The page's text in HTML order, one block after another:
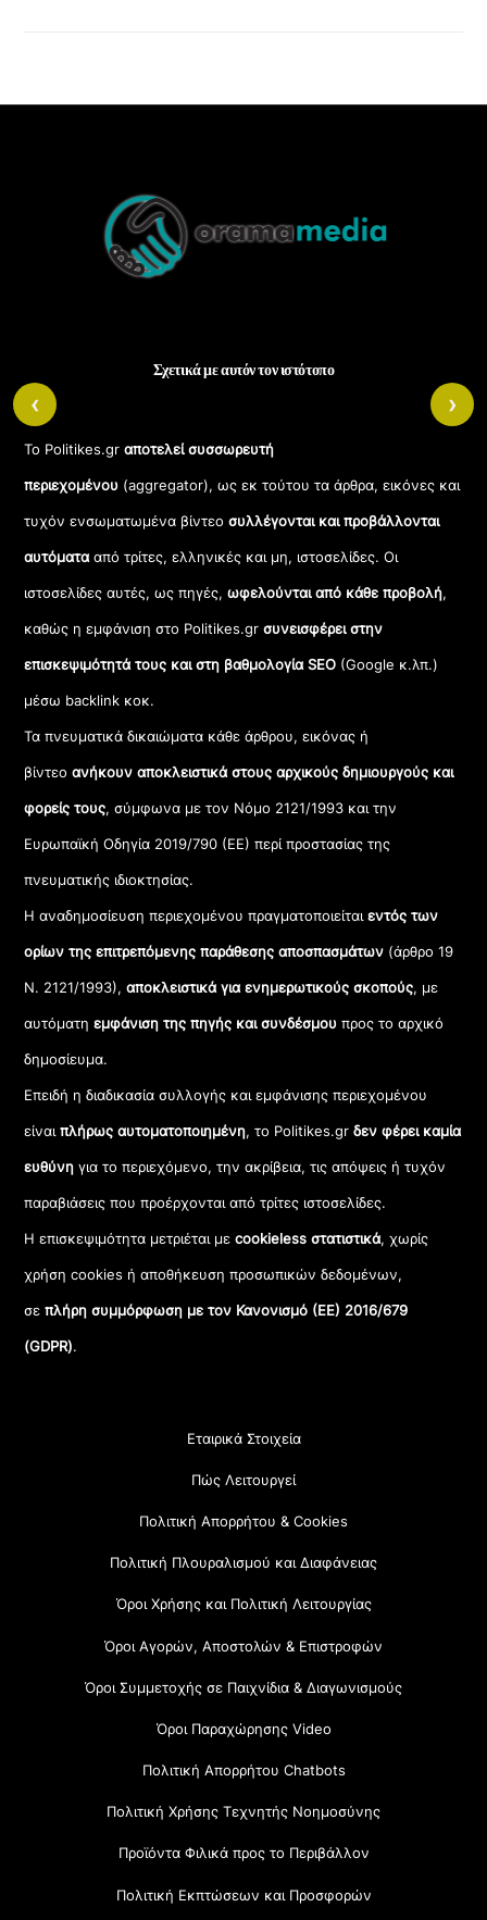
Top
Σχετικά με αυτόν τον ιστότοπο
Το Politikes.grαποτελεί συσσωρευτή
περιεχομένου (aggregator), ως εκ τούτου τα άρθρα, εικόνες και
τυχόν ενσωματωμένα βίντεοσυλλέγονται και προβάλλονται
αυτόματααπό τρίτες, ελληνικές και μη, ιστοσελίδες. Οι
ιστοσελίδες αυτές, ως πηγές,ωφελούνται από κάθε προβολή,
καθώς η εμφάνιση στο Politikes.gr συνεισφέρει στην
επισκεψιμότητά τους και στη βαθμολογία SEO (Google κ.λπ.)
μέσω backlink κοκ.
Τα πνευματικά δικαιώματα κάθε άρθρου, εικόνας ή
βίντεοανήκουν αποκλειστικά στους αρχικούς δημιουργούς και
φορείς τους, σύμφωνα με τον Νόμο 2121/1993 και την
Ευρωπαϊκή Οδηγία 2019/790 (ΕΕ) περί προστασίας της
πνευματικής ιδιοκτησίας.
Η αναδημοσίευση περιεχομένου πραγματοποιείταιεντός των
ορίων της επιτρεπόμενης παράθεσης αποσπασμάτων (άρθρο 19
Ν. 2121/1993), αποκλειστικά για ενημερωτικούς σκοπούς, με
αυτόματηεμφάνιση της πηγής και συνδέσμου προς το αρχικό
δημοσίευμα.
Επειδή η διαδικασία συλλογής και εμφάνισης περιεχομένου
είναιπλήρως αυτοματοποιημένη, το Politikes.grδεν φέρει καμία
ευθύνη για το περιεχόμενο, την ακρίβεια, τις απόψεις ή τυχόν
παραβιάσεις που προέρχονται από τρίτες ιστοσελίδες.
Η επισκεψιμότητα μετριέται μεcookieless στατιστικά, χωρίς
χρήση cookies ή αποθήκευση προσωπικών δεδομένων,
σεπλήρη συμμόρφωση με τον Κανονισμό (ΕΕ) 2016/679
(GDPR).
Εταιρικά Στοιχεία
Πώς Λειτουργεί
Πολιτική Απορρήτου & Cookies
Πολιτική Πλουραλισμού και Διαφάνειας
Όροι Χρήσης και Πολιτική Λειτουργίας
Όροι Αγορών, Αποστολών & Επιστροφών
Όροι Συμμετοχής σε Παιχνίδια & Διαγωνισμούς
Όροι Παραχώρησης Video
Πολιτική Απορρήτου Chatbots
Πολιτική Χρήσης Τεχνητής Νοημοσύνης
Προϊόντα Φιλικά προς το Περιβάλλον
Πολιτική Εκπτώσεων και Προσφορών
‹ ›